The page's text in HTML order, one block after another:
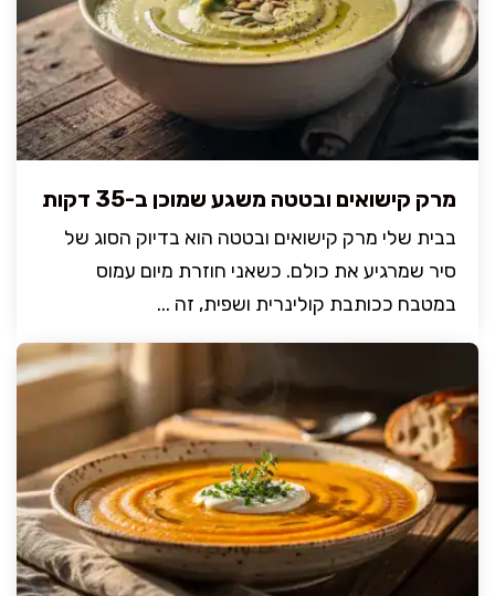
מרק קישואים ובטטה משגע שמוכן ב-35 דקות
בבית שלי מרק קישואים ובטטה הוא בדיוק הסוג של
סיר שמרגיע את כולם. כשאני חוזרת מיום עמוס
במטבח ככותבת קולינרית ושפית, זה ...